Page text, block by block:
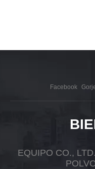
Facebook
EQUIPO CO.,